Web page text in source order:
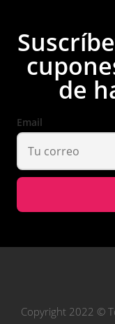
de
Email
Copyright 2022 ©